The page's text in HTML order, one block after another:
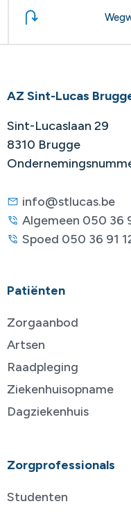
AZ Sint-Lucas
Sint-Lucaslaan 29
8310 Brugge
info@stlucas.be
Algemeen 050 36
Spoed 050 36 91
Patiënten
Zorgaanbod
Artsen
Raadpleging
Ziekenhuisopname
Dagziekenhuis
Zorgprofessionals
Studenten